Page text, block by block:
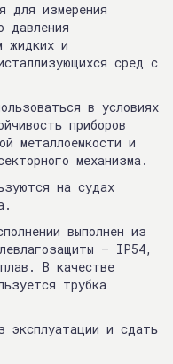
для измерения
давления
жидких и
сред с
в условиях
приборов
металлоемкости и
механизма.
на судах
выполнен из
– IP54,
В качестве
трубка
эксплуатации и сдать